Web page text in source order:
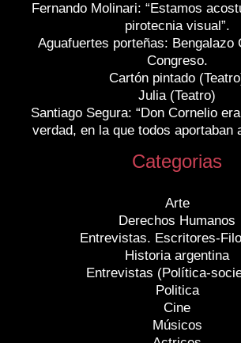
Fernando Molinari: “Estamos
pirotecnia visual”.
Aguafuertes porteñas: Bengalazo
Congreso.
Cartón pintado
Julia (Teatro)
Santiago Segura: “Don Cornelio
verdad, en la que todos aportaban
Categorias
Arte
Derechos Humanos
Entrevistas. Escritores-
Historia argentina
Entrevistas (Política-
Politica
Cine
Músicos